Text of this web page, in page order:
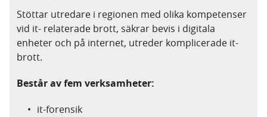
Stöttar utredare i regionen med olika kompetenser
vid it- relaterade brott, säkrar bevis i digitala
enheter och på internet, utreder komplicerade it-
brott.
Består av fem verksamheter:
it-forensik